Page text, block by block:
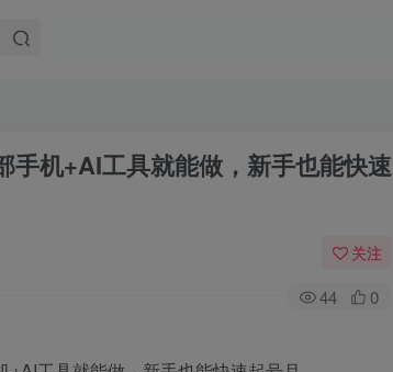
手机+AI工具就能做，新手也能快速
关注
44 0